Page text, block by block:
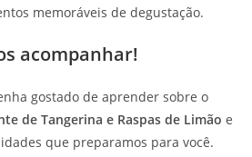
memoráveis de degustação.
acompanhar!
gostado de aprender sobre o
de Tangerina e Raspas de Limão e
que preparamos para você.